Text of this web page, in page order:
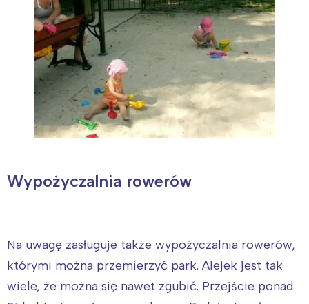
Wypożyczalnia rowerów
Na uwagę zasługuje także wypożyczalnia rowerów,
którymi można przemierzyć park. Alejek jest tak
wiele, że można się nawet zgubić. Przejście ponad